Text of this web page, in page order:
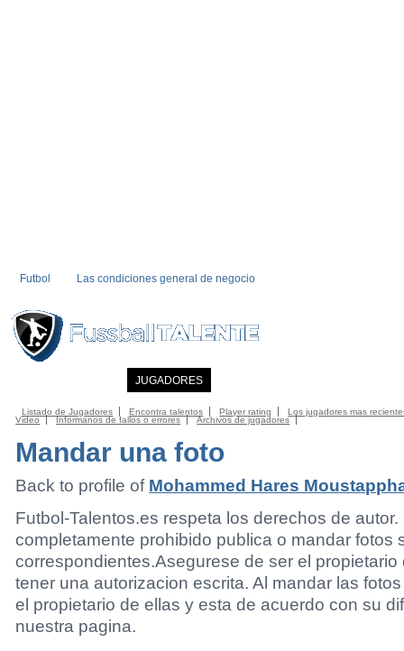
Futbol Las condiciones general de negocio
JUGADORES
Listado de Jugadores Encontra talentos Player rating
Los jugadores mas
Video
Informanos de fallos o errores Archivos de jugadores
Mandar una foto
Back to profile of Mohammed Hares
Futbol-Talentos.es respeta los derechos de autor.
completamente prohibido publica o mandar fotos
correspondientes.Asegurese de ser el propietario
tener una autorizacion escrita. Al mandar las
el propietario de ellas y esta de acuerdo con su
nuestra pagina.